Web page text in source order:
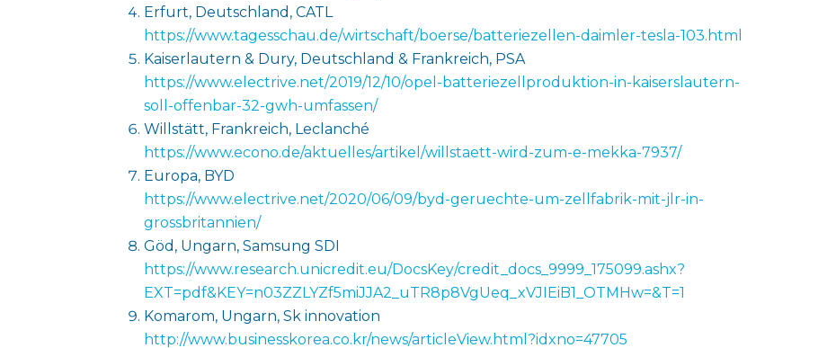
Erfurt, Deutschland, CATL
https://www.tagesschau.de/wirtschaft/boerse/batteriezellen-daimler-tesla-103.html
Kaiserlautern & Dury, Deutschland & Frankreich, PSA
https://www.electrive.net/2019/12/10/opel-batteriezellproduktion-in-kaiserslautern-
soll-offenbar-32-gwh-umfassen/
Willstätt, Frankreich, Leclanché
https://www.econo.de/aktuelles/artikel/willstaett-wird-zum-e-mekka-7937/
Europa, BYD
https://www.electrive.net/2020/06/09/byd-geruechte-um-zellfabrik-mit-jlr-in-
grossbritannien/
Göd, Ungarn, Samsung SDI
https://www.research.unicredit.eu/DocsKey/credit_docs_9999_175099.ashx?
EXT=pdf&KEY=n03ZZLYZf5miJJA2_uTR8p8VgUeq_xVJIEiB1_OTMHw=&T=1
Komarom, Ungarn, Sk innovation
http://www.businesskorea.co.kr/news/articleView.html?idxno=47705